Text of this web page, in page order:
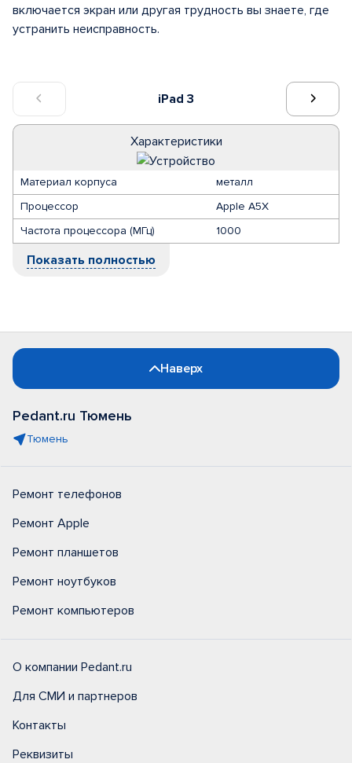
iPad 3
Характеристики
Материал корпуса
металл
Процессор
Apple A5X
Частота процессора (МГц)
1000
Показать полностью
включается экран или другая трудность вы знаете, где
устранить неисправность.
Наверх
Pedant.ru Тюмень
Тюмень
Ремонт телефонов
Ремонт Apple
Ремонт планшетов
Ремонт ноутбуков
Ремонт компьютеров
О компании Pedant.ru
Для СМИ и партнеров
Контакты
Реквизиты